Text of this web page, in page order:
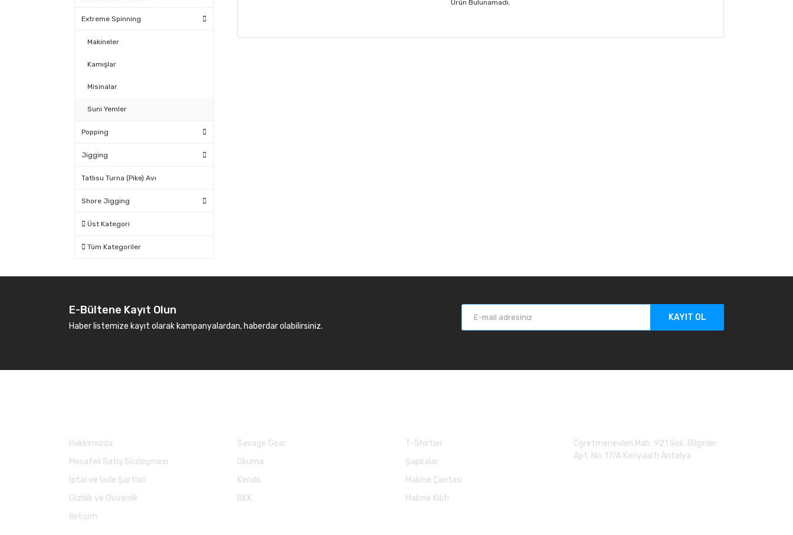
Extreme Spinning
Makineler
Kamışlar
Misinalar
Suni Yemler
Popping
Jigging
Tatlısu Turna (Pike) Avı
Shore Jigging
Üst Kategori
Tüm Kategoriler
Ürün Bulunamadı.
E-Bültene Kayıt Olun
Haber listemize kayıt olarak kampanyalardan, haberdar olabilirsiniz.
KAYIT OL
Hakkımızda
Mesafeli Satış Sözleşmesi
İptal ve İade Şartları
Gizlilik ve Güvenlik
İletişim
Savage Gear
Okuma
Kendo
BKK
T-Shirtler
Şapkalar
Makine Çantası
Makine Kılıfı
Öğretmenevleri Mah. 921 Sok. Bilginler
Apt. No: 17/A Konyaaltı Antalya